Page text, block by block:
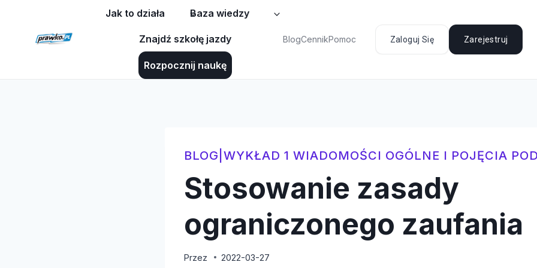
Jak to działa Baza wiedzy
Znajdź szkołę jazdy
Rozpocznij naukę
BlogCennikPomoc Zaloguj Się Zarejestruj
BLOG WYKŁAD 1 WIADOMOŚCI OGÓLNE I POJĘCIA
Stosowanie zasady
ograniczonego zaufania
Przez 2022-03-27